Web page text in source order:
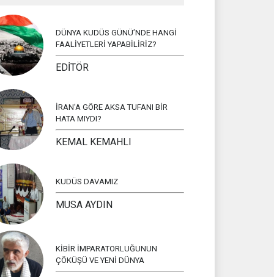
DÜNYA KUDÜS GÜNÜ’NDE HANGİ
FAALİYETLERİ YAPABİLİRİZ?
EDİTÖR
İRAN'A GÖRE AKSA TUFANI BİR
HATA MIYDI?
KEMAL KEMAHLI
KUDÜS DAVAMIZ
MUSA AYDIN
KİBİR İMPARATORLUĞUNUN
ÇÖKÜŞÜ VE YENİ DÜNYA